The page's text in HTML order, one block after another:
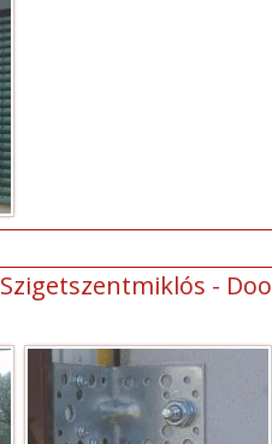
Szigetszentmiklós -